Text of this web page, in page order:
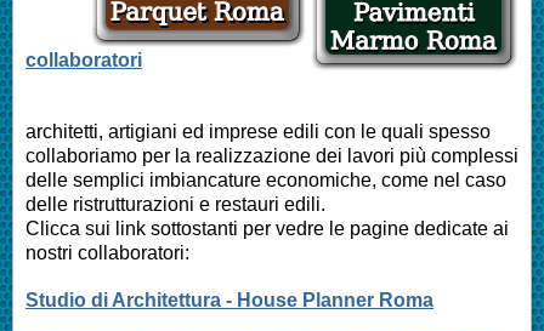
collaboratori
architetti, artigiani ed imprese edili con le quali spesso
collaboriamo per la realizzazione dei lavori più complessi
delle semplici imbiancature economiche, come nel caso
delle ristrutturazioni e restauri edili.
Clicca sui link sottostanti per vedre le pagine dedicate ai
nostri collaboratori:
Studio di Architettura - House Planner Roma